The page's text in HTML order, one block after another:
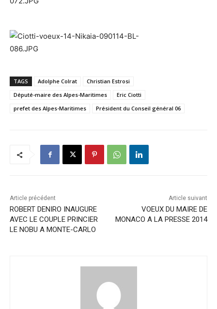
TAGS Adolphe Colrat
Christian Estrosi
Député-maire des Alpes-Maritimes
Eric Ciotti
prefet des Alpes-Maritimes
Président du Conseil général 06
Article précédent
ROBERT DENIRO INAUGURE
AVEC LE COUPLE PRINCIER
LE NOBU A MONTE-CARLO
Article suivant
VOEUX DU MAIRE DE
MONACO A LA PRESSE 2014